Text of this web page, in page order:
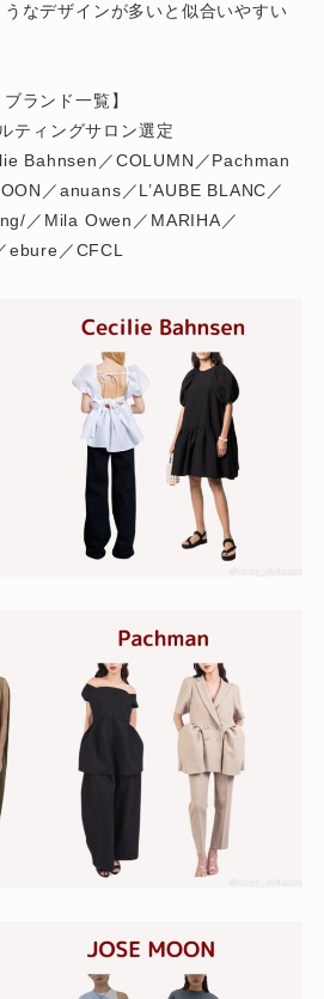
なデザインが多いと似合いやすい
ランド一覧】
ティングサロン選定
Bahnsen／COLUMN／Pachman
／anuans／L’AUBE BLANC／
／Mila Owen／MARIHA／
ebure／CFCL